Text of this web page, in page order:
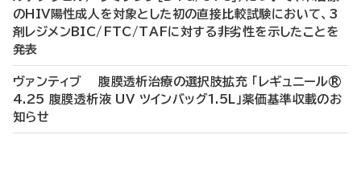
のHIV陽性成人を対象とした初の直接比較試験において、3
剤レジメンBIC/FTC/TAFに対する非劣性を示したことを
発表
ヴァンティブ 腹膜透析治療の選択肢拡充 「レギュニール®
4.25 腹膜透析液 UV ツインバッグ1.5L」薬価基準収載のお
知らせ